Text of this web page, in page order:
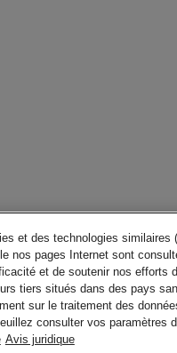
et des technologies
nos pages Internet sont
et de soutenir nos
tiers situés dans des pays
sur le traitement des
consulter vos paramètres
Avis juridique